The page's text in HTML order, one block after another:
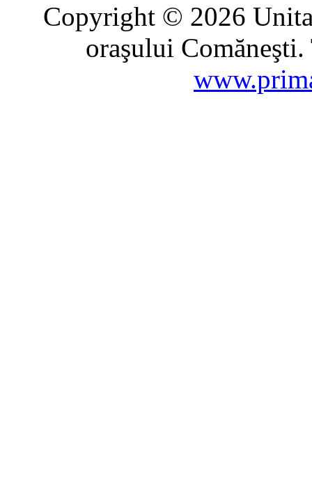
Copyright © 2026
oraşului